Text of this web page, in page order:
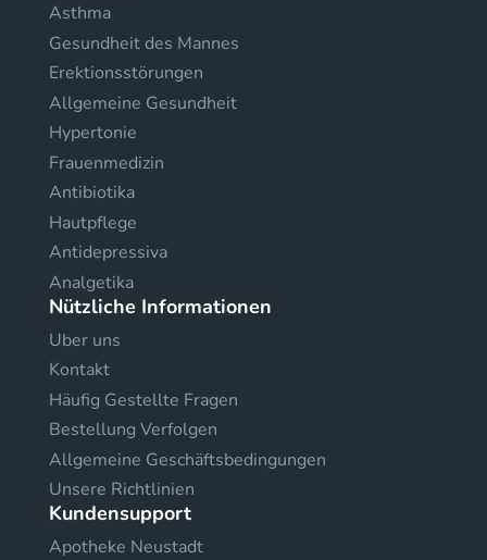
Asthma
Gesundheit des Mannes
Erektionsstörungen
Allgemeine Gesundheit
Hypertonie
Frauenmedizin
Antibiotika
Hautpflege
Antidepressiva
Analgetika
Nützliche Informationen
Uber uns
Kontakt
Häufig Gestellte Fragen
Bestellung Verfolgen
Allgemeine Geschäftsbedingungen
Unsere Richtlinien
Kundensupport
Apotheke Neustadt